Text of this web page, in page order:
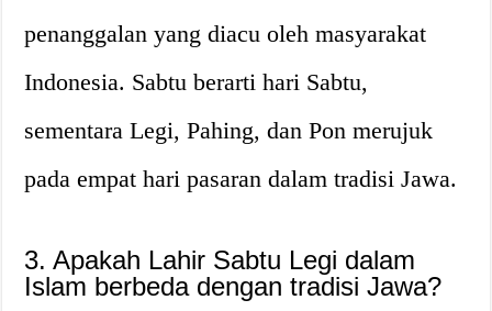
penanggalan yang diacu oleh masyarakat
Indonesia. Sabtu berarti hari Sabtu,
sementara Legi, Pahing, dan Pon merujuk
pada empat hari pasaran dalam tradisi Jawa.
3. Apakah Lahir Sabtu Legi dalam
Islam berbeda dengan tradisi Jawa?